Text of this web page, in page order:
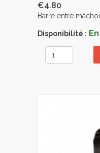
€4.80
Barre entre
Disponibilité :